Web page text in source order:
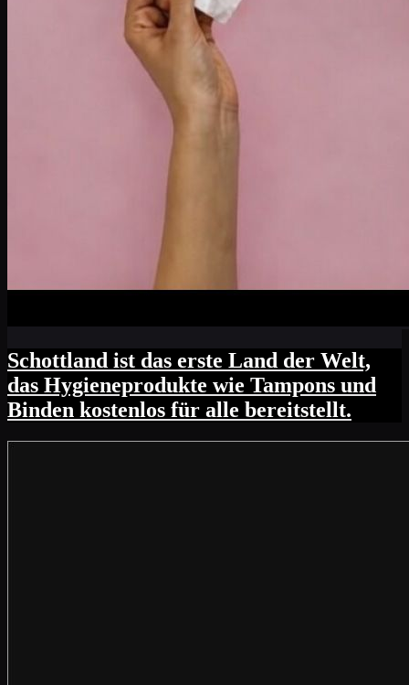
Schottland ist das erste Land der Welt,
das Hygieneprodukte wie Tampons und
Binden kostenlos für alle bereitstellt.